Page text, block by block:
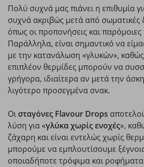
Πολύ συχνά μας πιάνει η επιθυμία
συχνά ακριβώς μετά από σωματικές
όπως οι προπονήσεις και
Παράλληλα, είναι σημαντικό να
με την κατανάλωση «γλυκών»,
επιπλέον θερμίδες μπορούν να
γρήγορα, ιδιαίτερα αν μετά την
λιγότερο προσεγμένα σνακ.
Οισταγόνες Flavour Drops
λύση για «γλύκα χωρίς ενοχές»,
ζάχαρη και είναι εντελώς χωρίς
μπορούμε να εμπλουτίσουμε
οποιαδήποτε τρόφιμα και